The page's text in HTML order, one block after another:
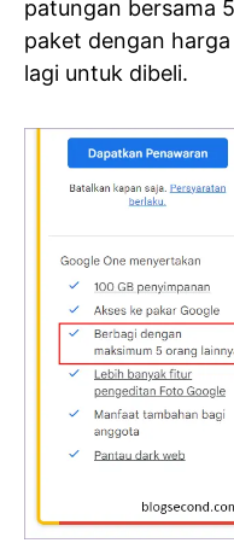
patungan bersama
paket dengan
lagi untuk dibeli.